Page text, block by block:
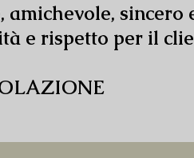
sincero
e rispetto per il